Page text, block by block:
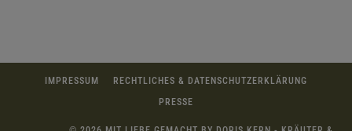
IMPRESSUM
RECHTLICHES & DATENSCHUTZERKLÄRUNG
PRESSE